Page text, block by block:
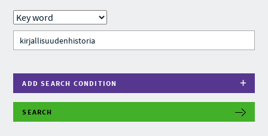
ADD SEARCH CONDITION
SEARCH
F